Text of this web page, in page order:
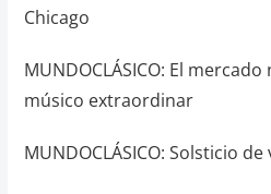
Chicago
MUNDOCLÁSICO: El
músico extraordinar
MUNDOCLÁSICO: Solsticio